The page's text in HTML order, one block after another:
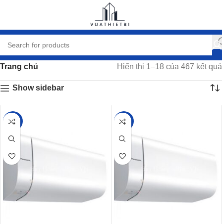
Trang chủ Hiển thị 1–18 của 467 kết quả
Show sidebar
-25% -25%